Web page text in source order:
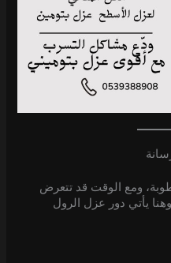
ومع الوقت قد تتعرض
يأتي دور عزل الرول